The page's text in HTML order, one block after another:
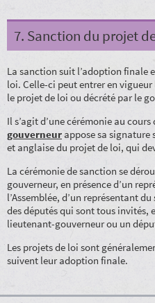
7. Sanction du projet
La sanction suit l’adoption finale
loi. Celle-ci peut entrer en
le projet de loi ou décrété par le
Il s’agit d’une cérémonie au
gouverneur appose sa signature
et anglaise du projet de loi, qui
La cérémonie de sanction se
gouverneur, en présence d’un
l’Assemblée, d’un représentant
des députés qui sont tous invités,
lieutenant-gouverneur ou un
Les projets de loi sont
suivent leur adoption finale.